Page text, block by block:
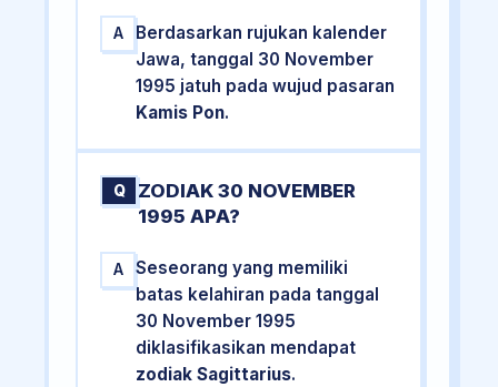
A
Berdasarkan rujukan kalender
Jawa, tanggal 30 November
1995 jatuh pada wujud pasaran
Kamis Pon.
Q
ZODIAK 30 NOVEMBER
1995 APA?
A
Seseorang yang memiliki
batas kelahiran pada tanggal
30 November 1995
diklasifikasikan mendapat
zodiak Sagittarius.